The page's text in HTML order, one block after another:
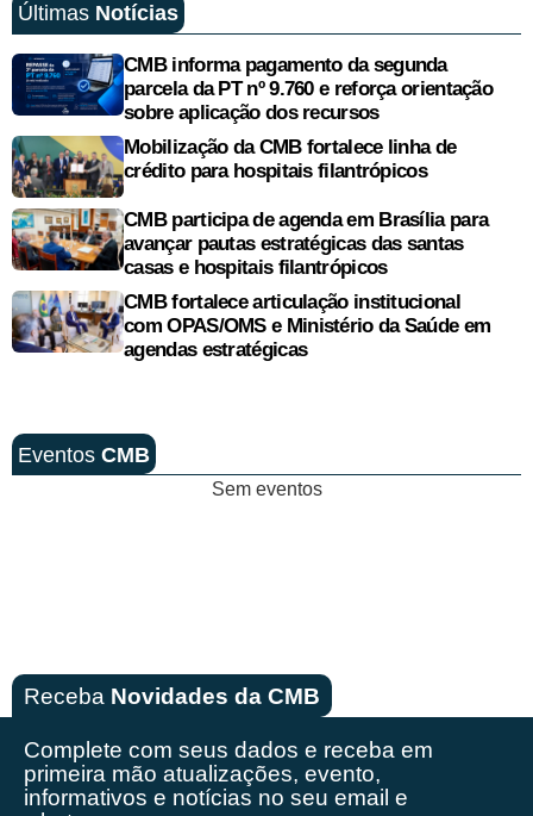
Últimas Notícias
CMB informa pagamento da segunda
parcela da PT nº 9.760 e reforça orientação
sobre aplicação dos recursos
Mobilização da CMB fortalece linha de
crédito para hospitais filantrópicos
CMB participa de agenda em Brasília para
avançar pautas estratégicas das santas
casas e hospitais filantrópicos
CMB fortalece articulação institucional
com OPAS/OMS e Ministério da Saúde em
agendas estratégicas
Eventos CMB
Sem eventos
Receba Novidades da CMB
Complete com seus dados e receba em
primeira mão atualizações, evento,
informativos e notícias no seu email e